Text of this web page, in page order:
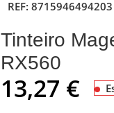
REF: 8715946494203
Tinteiro
RX560
13,27 €